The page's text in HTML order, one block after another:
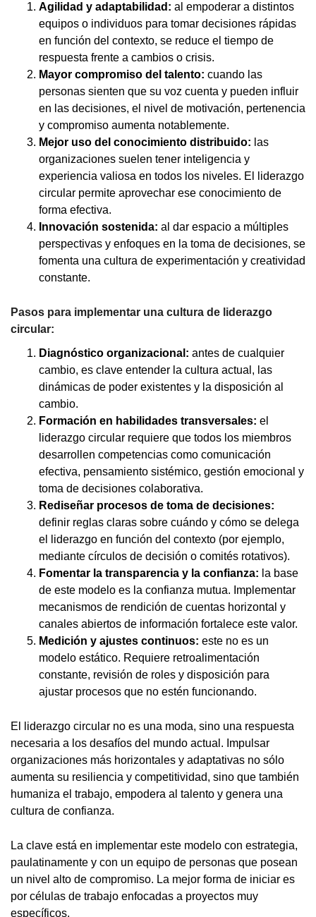
Agilidad y adaptabilidad: al empoderar a distintos
equipos o individuos para tomar decisiones rápidas
en función del contexto, se reduce el tiempo de
respuesta frente a cambios o crisis.
Mayor compromiso del talento: cuando las
personas sienten que su voz cuenta y pueden influir
en las decisiones, el nivel de motivación, pertenencia
y compromiso aumenta notablemente.
Mejor uso del conocimiento distribuido: las
organizaciones suelen tener inteligencia y
experiencia valiosa en todos los niveles. El liderazgo
circular permite aprovechar ese conocimiento de
forma efectiva.
Innovación sostenida: al dar espacio a múltiples
perspectivas y enfoques en la toma de decisiones, se
fomenta una cultura de experimentación y creatividad
constante.
Pasos para implementar una cultura de liderazgo
circular:
Diagnóstico organizacional: antes de cualquier
cambio, es clave entender la cultura actual, las
dinámicas de poder existentes y la disposición al
cambio.
Formación en habilidades transversales: el
liderazgo circular requiere que todos los miembros
desarrollen competencias como comunicación
efectiva, pensamiento sistémico, gestión emocional y
toma de decisiones colaborativa.
Rediseñar procesos de toma de decisiones:
definir reglas claras sobre cuándo y cómo se delega
el liderazgo en función del contexto (por ejemplo,
mediante círculos de decisión o comités rotativos).
Fomentar la transparencia y la confianza: la base
de este modelo es la confianza mutua. Implementar
mecanismos de rendición de cuentas horizontal y
canales abiertos de información fortalece este valor.
Medición y ajustes continuos: este no es un
modelo estático. Requiere retroalimentación
constante, revisión de roles y disposición para
ajustar procesos que no estén funcionando.
El liderazgo circular no es una moda, sino una respuesta
necesaria a los desafíos del mundo actual. Impulsar
organizaciones más horizontales y adaptativas no sólo
aumenta su resiliencia y competitividad, sino que también
humaniza el trabajo, empodera al talento y genera una
cultura de confianza.
La clave está en implementar este modelo con estrategia,
paulatinamente y con un equipo de personas que posean
un nivel alto de compromiso. La mejor forma de iniciar es
por células de trabajo enfocadas a proyectos muy
específicos.